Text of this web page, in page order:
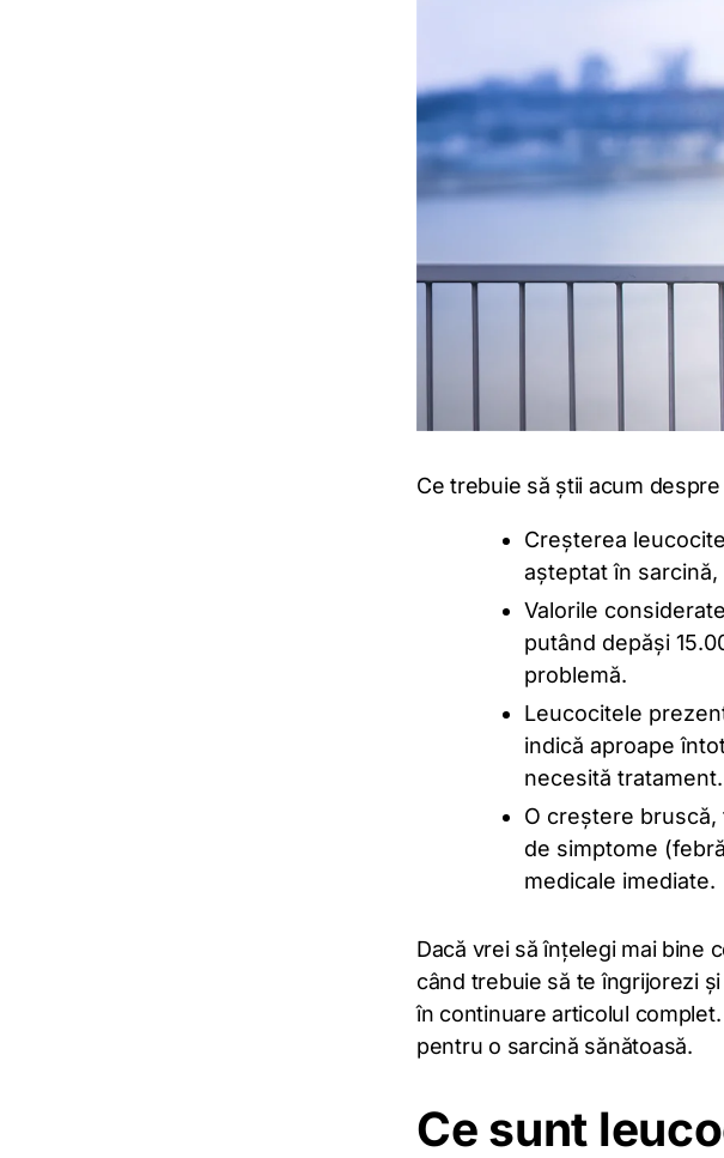
Ce trebuie să știi acum
Creșterea
așteptat în
Valorile
putând depăși
problemă.
Leucocitele
indică aproape
necesită tratament.
O creștere
de simptome
medicale imediate.
Dacă vrei să înțelegi mai bine
când trebuie să te îngrijorezi
în continuare articolul
pentru o sarcină sănătoasă.
Ce sunt